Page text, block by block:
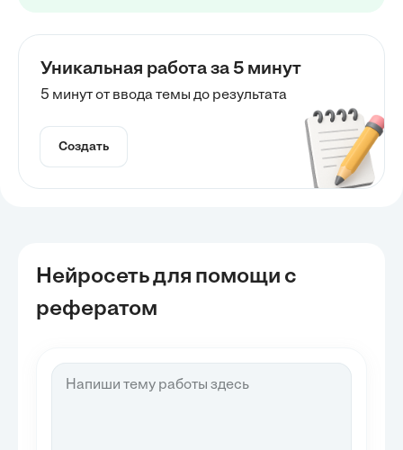
Уникальная работа за 5 минут
5 минут от ввода темы до результата
Создать
Нейросеть для помощи с
рефератом